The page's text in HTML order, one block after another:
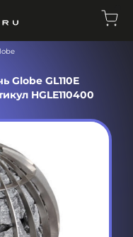
Globe GL110E
HGLE110400